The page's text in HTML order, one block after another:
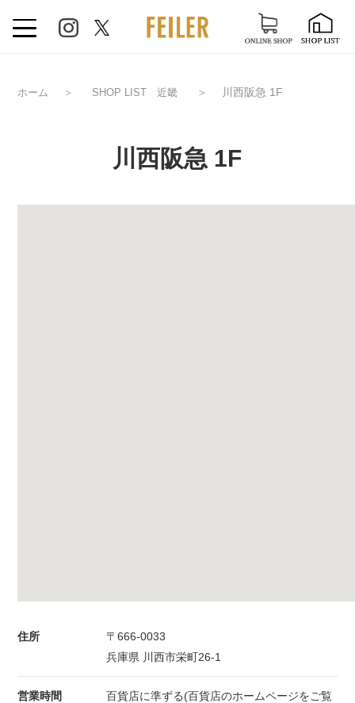
ホーム ＞ SHOP LIST 近畿 ＞ 川西阪急 1F
川西阪急 1F
住所
〒666-0033
兵庫県 川西市栄町26-1
営業時間
百貨店に準ずる(百貨店のホームページをご覧